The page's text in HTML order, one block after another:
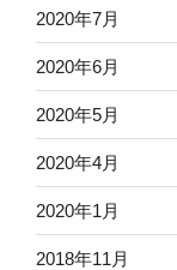
2020年7月
2020年6月
2020年5月
2020年4月
2020年1月
2018年11月